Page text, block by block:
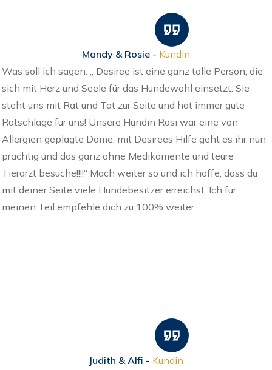
Mandy & Rosie - Kundin
Was soll ich sagen: „ Desiree ist eine ganz tolle Person, die
sich mit Herz und Seele für das Hundewohl einsetzt. Sie
steht uns mit Rat und Tat zur Seite und hat immer gute
Ratschläge für uns! Unsere Hündin Rosi war eine von
Allergien geplagte Dame, mit Desirees Hilfe geht es ihr nun
prächtig und das ganz ohne Medikamente und teure
Tierarzt besuche!!!!“ Mach weiter so und ich hoffe, dass du
mit deiner Seite viele Hundebesitzer erreichst. Ich für
meinen Teil empfehle dich zu 100% weiter.
Judith & Alfi - Kundin